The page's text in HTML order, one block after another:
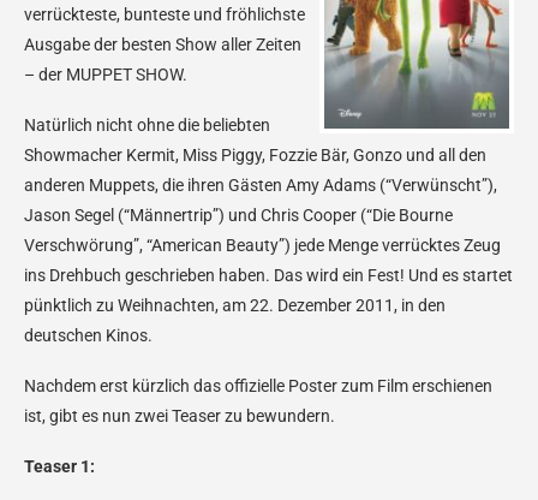
verrückteste, bunteste und fröhlichste
Ausgabe der besten Show aller Zeiten
– der MUPPET SHOW.
Natürlich nicht ohne die beliebten
Showmacher Kermit, Miss Piggy, Fozzie Bär, Gonzo und all den
anderen Muppets, die ihren Gästen Amy Adams (“Verwünscht”),
Jason Segel (“Männertrip”) und Chris Cooper (“Die Bourne
Verschwörung”, “American Beauty”) jede Menge verrücktes Zeug
ins Drehbuch geschrieben haben. Das wird ein Fest! Und es startet
pünktlich zu Weihnachten, am 22. Dezember 2011, in den
deutschen Kinos.
Nachdem erst kürzlich das offizielle Poster zum Film erschienen
ist, gibt es nun zwei Teaser zu bewundern.
Teaser 1: